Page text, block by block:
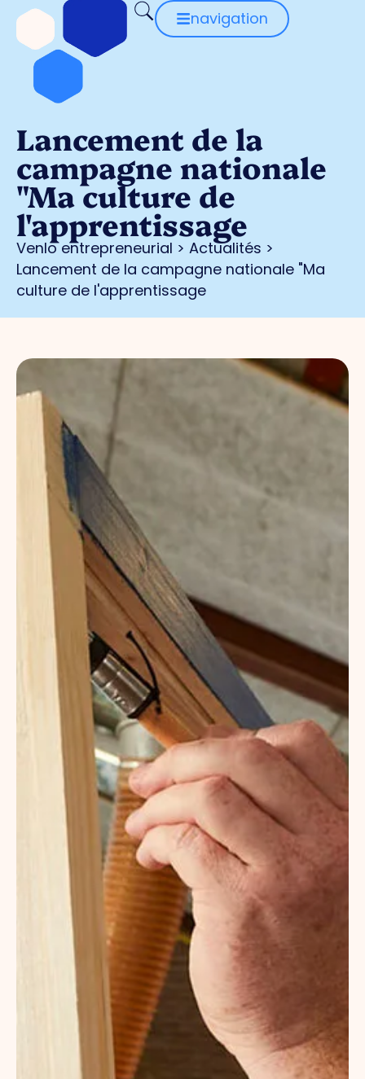
navigation
Lancement de la
campagne nationale
"Ma culture de
l'apprentissage
Venlo entrepreneurial > Actualités >
Lancement de la campagne nationale "Ma
culture de l'apprentissage